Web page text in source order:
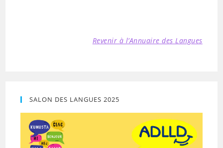
Revenir à l’Annuaire des Langues
SALON DES LANGUES 2025